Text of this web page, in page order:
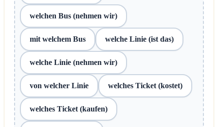
welchen Bus (nehmen wir)
mit welchem Bus welche Linie (ist das)
welche Linie (nehmen wir)
von welcher Linie welches Ticket (kostet)
welches Ticket (kaufen)